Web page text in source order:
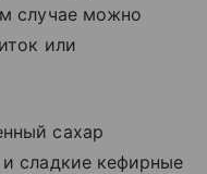
случае можно
или
сахар
сладкие кефирные